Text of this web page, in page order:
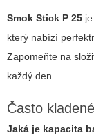
Smok Stick P 25
který nabízí
Zapomeňte na
každý den.
Často
Jaká je kapacita